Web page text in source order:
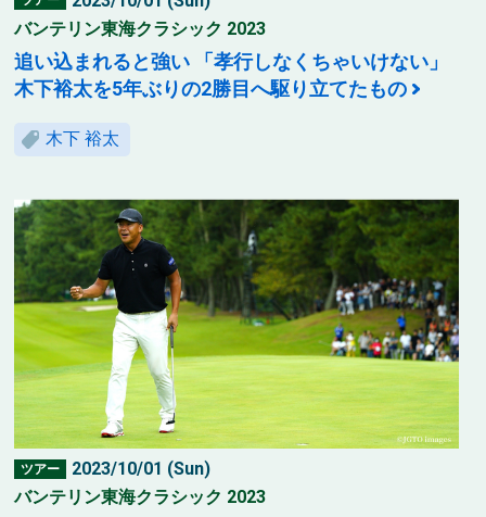
バンテリン東海クラシック 2023
追い込まれると強い 「孝行しなくちゃいけない」
木下裕太を5年ぶりの2勝目へ駆り立てたもの
木下 裕太
ツアー
2023/10/01 (Sun)
バンテリン東海クラシック 2023